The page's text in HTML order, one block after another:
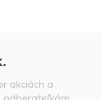
akciách a
odberateľkám